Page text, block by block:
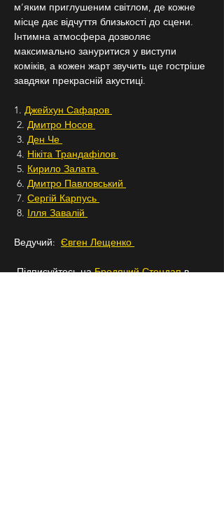
м’яким приглушеним світлом, де кожне
місце дає відчуття близькості до сцени.
Інтимна атмосфера дозволяє
максимально зануритися у виступи
коміків, а кожен жарт звучить ще гостріше
завдяки прекрасній акустиці.
1. Джейхун Сафаров
2. Дмитро Носов
3. Ден Че
4. Нікіта Трандафілов
5. Кирило Залата
6. Дмитро Павловський
7. Сергій Карпусь
8. Ілля Завалій
Ведучий: Євген Лещенко
Підписуйтесь на Бродячий Стендап в